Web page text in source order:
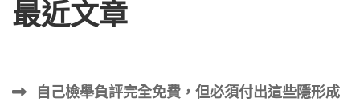
最近文章
自己檢舉負評完全免費，但必須付出這些隱形成